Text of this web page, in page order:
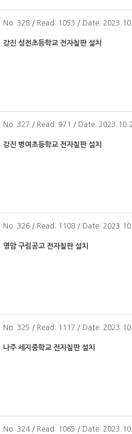
No . 328 / Read: 1053 / Date:
강진 성전초등학교 전자칠판 설치
No . 327 / Read: 971 / Date:
강진 병여초등학교 전자칠판 설치
No . 326 / Read: 1108 / Date:
영암 구림공고 전자칠판 설치
No . 325 / Read: 1117 / Date:
나주 세지중학교 전자칠판 설치
No . 324 / Read: 1065 / Date: